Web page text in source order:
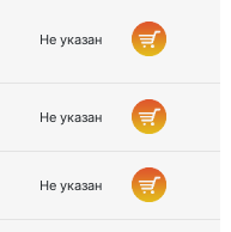
Не указан
Не указан
Не указан